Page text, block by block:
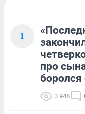
1
про
боролся
3 948